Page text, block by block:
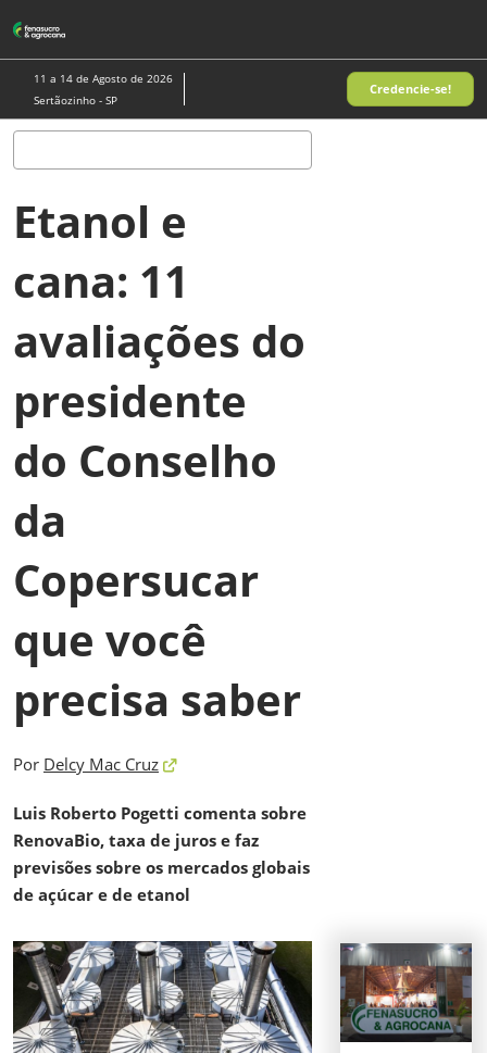
para
o
conteúdo
11 a 14 de Agosto de 2026
Sertãozinho - SP
Credencie-se!
Etanol e
cana: 11
avaliações do
presidente
do Conselho
da
Copersucar
que você
precisa saber
Por Delcy Mac Cruz
Luis Roberto Pogetti comenta sobre
RenovaBio, taxa de juros e faz
previsões sobre os mercados globais
de açúcar e de etanol